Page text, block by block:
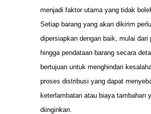
menjadi faktor utama yang tidak
Setiap barang yang akan dikirim perlu
dipersiapkan dengan baik, mulai dari
hingga pendataan barang secara
bertujuan untuk menghindari
proses distribusi yang dapat
keterlambatan atau biaya tambahan
diinginkan.